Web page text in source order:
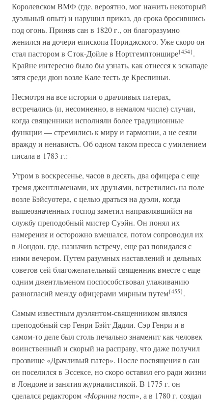
Королевском ВМФ (где, вероятно, мог нажить некоторый
дуэльный опыт) и нарушил приказ, до срока бросившись
под огонь. Приняв сан в 1820 г., он благоразумно
женился на дочери епископа Нориджского. Уже скоро он
стал пастором в Сток-Дойле в Нортгемптоншире{454}.
Крайне интересно было бы узнать, как отнесся к эскападе
зятя среди дюн возле Кале тесть де Креспиньи.
Несмотря на все истории о драчливых патерах,
встречались (и, несомненно, в немалом числе) случаи,
когда священники исполняли более традиционные
функции — стремились к миру и гармонии, а не сеяли
вражду и ненависть. Об одном таком пресса с умилением
писала в 1783 г.:
Утром в воскресенье, часов в десять, два офицера с еще
тремя джентльменами, их друзьями, встретились на поле
возле Бэйсуотера, с целью драться на дуэли, когда
вышеозначенных господ заметил направлявшийся на
службу преподобный мистер Суэйн. Он понял их
намерения и осторожно вмешался, потом сопроводил их
в Лондон, где, назначив встречу, еще раз повидался с
ними вечером. Путем разумных наставлений и дельных
советов сей благожелательный священник вместе с еще
одним джентльменом поспособствовал улаживанию
разногласий между офицерами мирным путем{455}.
Самым известным дуэлянтом-священником являлся
преподобный сэр Генри Бэйт Дадли. Сэр Генри и в
самом-то деле был столь печально знаменит как человек
воинственный и скорый на расправу, что даже получил
прозвище «Драчливый патер». После посвящения в сан
он поселился в Эссексе, но скоро оставил его ради жизни
в Лондоне и занятия журналистикой. В 1775 г. он
сделался редактором «Морнннг пост», а в 1780 г. создал